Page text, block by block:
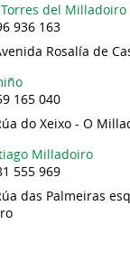
del Milladoiro
936 163
Rosalía de
165 040
do Xeixo - O
Milladoiro
555 969
das Palmeiras